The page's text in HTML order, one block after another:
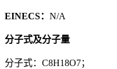
EINECS： N/A
分子式及分子量
分子式：C8H18O7；